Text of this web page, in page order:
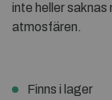
inte heller
atmosfären.
Finns i lager